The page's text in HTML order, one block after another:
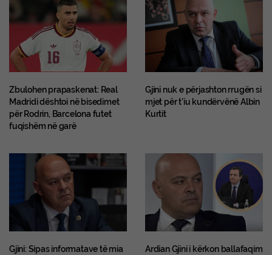
Zbulohen prapaskenat: Real
Madridi dështoi në bisedimet
për Rodrin, Barcelona futet
fuqishëm në garë
Gjini nuk e përjashton rrugën si
mjet për t’iu kundërvënë Albin
Kurtit
Gjini: Sipas informatave të mia
Ardian Gjini i kërkon ballafaqim